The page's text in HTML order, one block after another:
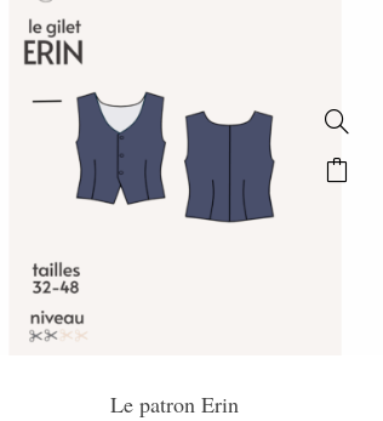
Le patron Erin